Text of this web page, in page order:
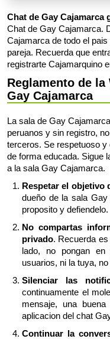
Chat de Gay Cajamarca
Chat de Gay Cajamarca.
Cajamarca de todo el
pareja. Recuerda que
registrarte Cajamarquino
Reglamento de la
Gay Cajamarca
La sala de Gay
peruanos y sin registro,
terceros. Se respetuoso
de forma educada. Sigue
a la sala Gay Cajamarca.
Respetar el objetivo
dueño de la sala
proposito y defiendelo.
No compartas
privado. Recuerda
lado, no pongan
usuarios, ni la tuya,
Silenciar las
continuamente el
mensaje, una
aplicacion del chat
Continuar la